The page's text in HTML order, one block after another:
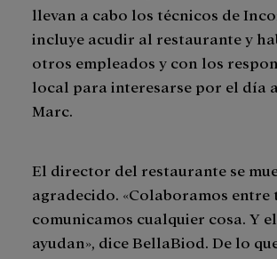
llevan a cabo los técnicos de
incluye acudir al restaurante y
otros empleados y con los
local para interesarse por el día
Marc.
El director del restaurante se
agradecido. «Colaboramos entre
comunicamos cualquier cosa. Y
ayudan», dice BellaBiod. De lo